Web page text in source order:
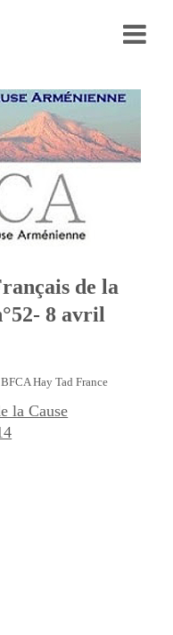
de la
8 avril
BFCA Hay Tad France
la Cause